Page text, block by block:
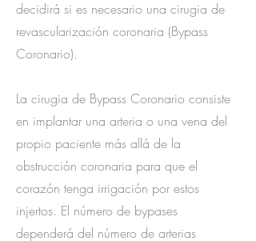
decidirá si es necesario una cirugia de
revascularización coronaria (Bypass
Coronario).
La cirugia de Bypass Coronario consiste
en implantar una arteria o una vena del
propio paciente más allá de la
obstrucción coronaria para que el
corazón tenga irrigación por estos
injertos. El número de bypases
dependerá del número de arterias